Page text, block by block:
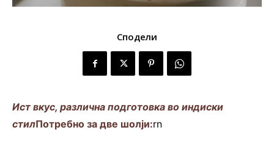
Сподели
Ист вкус, различна подготовка во индиски
стилПотребно за две шолји:rn